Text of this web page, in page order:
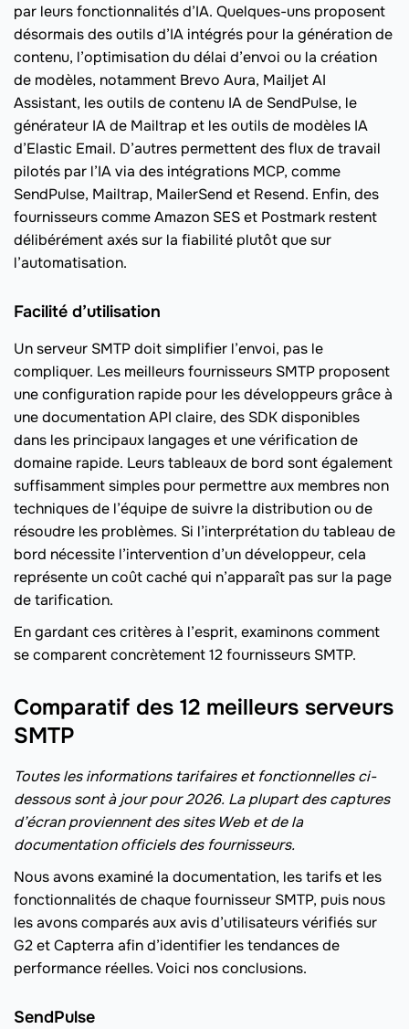
par leurs fonctionnalités d’IA. Quelques-uns proposent
désormais des outils d’IA intégrés pour la génération de
contenu, l’optimisation du délai d’envoi ou la création
de modèles, notamment Brevo Aura, Mailjet AI
Assistant, les outils de contenu IA de SendPulse, le
générateur IA de Mailtrap et les outils de modèles IA
d’Elastic Email. D’autres permettent des flux de travail
pilotés par l’IA via des intégrations MCP, comme
SendPulse, Mailtrap, MailerSend et Resend. Enfin, des
fournisseurs comme Amazon SES et Postmark restent
délibérément axés sur la fiabilité plutôt que sur
l’automatisation.
Facilité d’utilisation
Un serveur SMTP doit simplifier l’envoi, pas le
compliquer. Les meilleurs fournisseurs SMTP proposent
une configuration rapide pour les développeurs grâce à
une documentation API claire, des SDK disponibles
dans les principaux langages et une vérification de
domaine rapide. Leurs tableaux de bord sont également
suffisamment simples pour permettre aux membres non
techniques de l’équipe de suivre la distribution ou de
résoudre les problèmes. Si l’interprétation du tableau de
bord nécessite l’intervention d’un développeur, cela
représente un coût caché qui n’apparaît pas sur la page
de tarification.
En gardant ces critères à l’esprit, examinons comment
se comparent concrètement 12 fournisseurs SMTP.
Comparatif des 12 meilleurs serveurs
SMTP
Toutes les informations tarifaires et fonctionnelles ci-
dessous sont à jour pour 2026. La plupart des captures
d’écran proviennent des sites Web et de la
documentation officiels des fournisseurs.
Nous avons examiné la documentation, les tarifs et les
fonctionnalités de chaque fournisseur SMTP, puis nous
les avons comparés aux avis d’utilisateurs vérifiés sur
G2 et Capterra afin d’identifier les tendances de
performance réelles. Voici nos conclusions.
SendPulse